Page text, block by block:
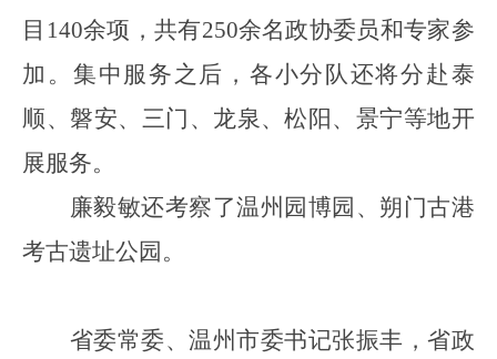
目140余项，共有250余名政协委员和专家参
加。集中服务之后，各小分队还将分赴泰
顺、磐安、三门、龙泉、松阳、景宁等地开
展服务。
廉毅敏还考察了温州园博园、朔门古港
考古遗址公园。
省委常委、温州市委书记张振丰，省政